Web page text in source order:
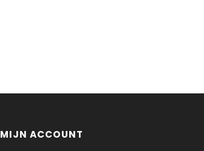
MIJN ACCOUNT